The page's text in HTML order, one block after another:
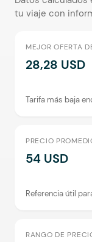
tu viaje con
MEJOR OFERTA
28,28 USD
Tarifa más baja
PRECIO
54 USD
Referencia útil
RANGO DE